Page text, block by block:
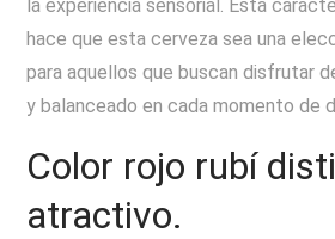
la experiencia sensorial. Esta
hace que esta cerveza sea una
para aquellos que buscan disfrutar
y balanceado en cada momento de
Color rojo rubí
atractivo.